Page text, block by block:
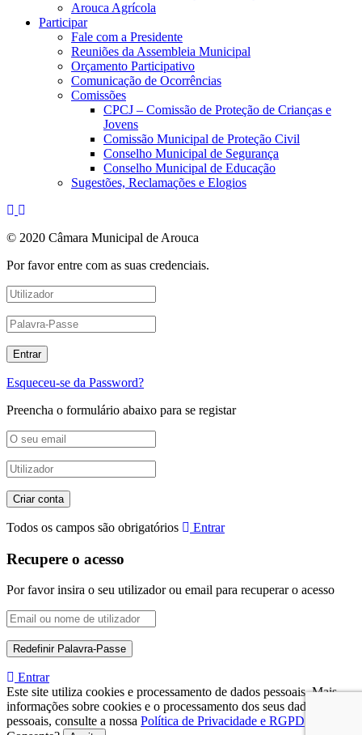
Arouca Agrícola
Participar
Fale com a Presidente
Reuniões da Assembleia Municipal
Orçamento Participativo
Comunicação de Ocorrências
Comissões
CPCJ – Comissão de Proteção de Crianças e
Jovens
Comissão Municipal de Proteção Civil
Conselho Municipal de Segurança
Conselho Municipal de Educação
Sugestões, Reclamações e Elogios
© 2020 Câmara Municipal de Arouca
Por favor entre com as suas credenciais.
Esqueceu-se da Password?
Preencha o formulário abaixo para se registar
Todos os campos são obrigatórios Entrar
Recupere o acesso
Por favor insira o seu utilizador ou email para recuperar o acesso
Entrar
Este site utiliza cookies e processamento de dados pessoais. Mais
informações sobre cookies e o processamento dos seus dados
pessoais, consulte a nossa Política de Privacidade e RGPD